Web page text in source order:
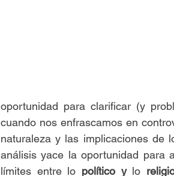
oportunidad para clarificar (y
cuando nos enfrascamos en
naturaleza y las implicaciones de
análisis yace la oportunidad para
límites entre lo político y lo